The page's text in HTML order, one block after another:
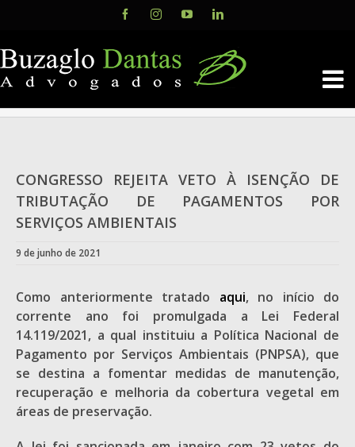
content
FacebookInstagramYouTubeLinkedIn
CONGRESSO REJEITA VETO À ISENÇÃO DE
TRIBUTAÇÃO DE PAGAMENTOS POR
SERVIÇOS AMBIENTAIS
9 de junho de 2021
Como anteriormente tratado aqui, no início do
corrente ano foi promulgada a Lei Federal
14.119/2021, a qual instituiu a Política Nacional de
Pagamento por Serviços Ambientais (PNPSA), que
se destina a fomentar medidas de manutenção,
recuperação e melhoria da cobertura vegetal em
áreas de preservação.